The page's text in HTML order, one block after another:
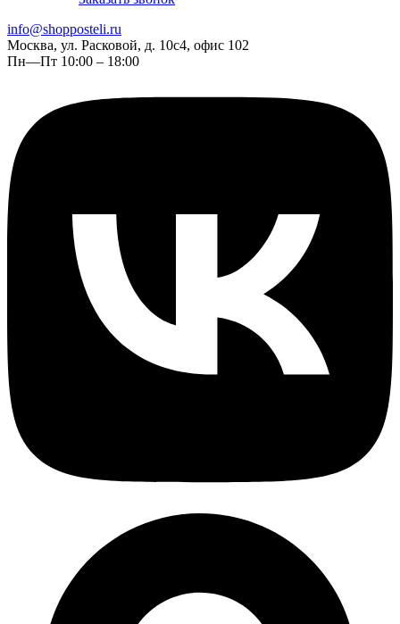
info@shopposteli.ru
Москва, ул. Расковой, д. 10с4, офис 102
Пн—Пт 10:00 – 18:00